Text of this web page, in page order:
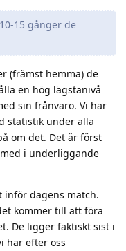
15 gånger de
(främst hemma) de
en hög lägstanivå
sin frånvaro. Vi har
statistik under alla
om det. Det är först
i underliggande
inför dagens match.
kommer till att föra
De ligger faktiskt sist i
har efter oss